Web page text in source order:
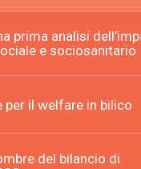
prima analisi
e sociosanitario
per il welfare in bilico
del bilancio di